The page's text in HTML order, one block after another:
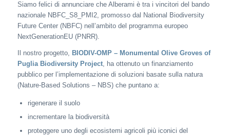
Siamo felici di annunciare che Alberami è tra i vincitori del bando
nazionale NBFC_S8_PMI2, promosso dal National Biodiversity
Future Center (NBFC) nell’ambito del programma europeo
NextGenerationEU (PNRR).
Il nostro progetto, BIODIV-OMP – Monumental Olive Groves of
Puglia Biodiversity Project, ha ottenuto un finanziamento
pubblico per l’implementazione di soluzioni basate sulla natura
(Nature-Based Solutions – NBS) che puntano a:
rigenerare il suolo
incrementare la biodiversità
proteggere uno degli ecosistemi agricoli più iconici del